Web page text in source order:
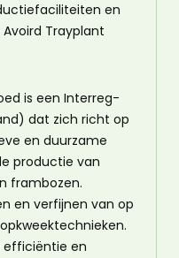
en
Trayplant
is een Interreg-
dat zich richt op
en duurzame
productie van
frambozen.
en verfijnen van op
efficiëntie en